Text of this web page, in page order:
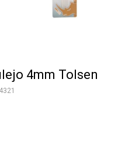
4mm Tolsen